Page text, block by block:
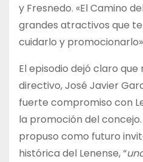
y Fresnedo. «El Camino
grandes atractivos que
cuidarlo y
El episodio dejó claro
directivo, José Javier
fuerte compromiso con
la promoción del
propuso como futuro
histórica del Lenense, “